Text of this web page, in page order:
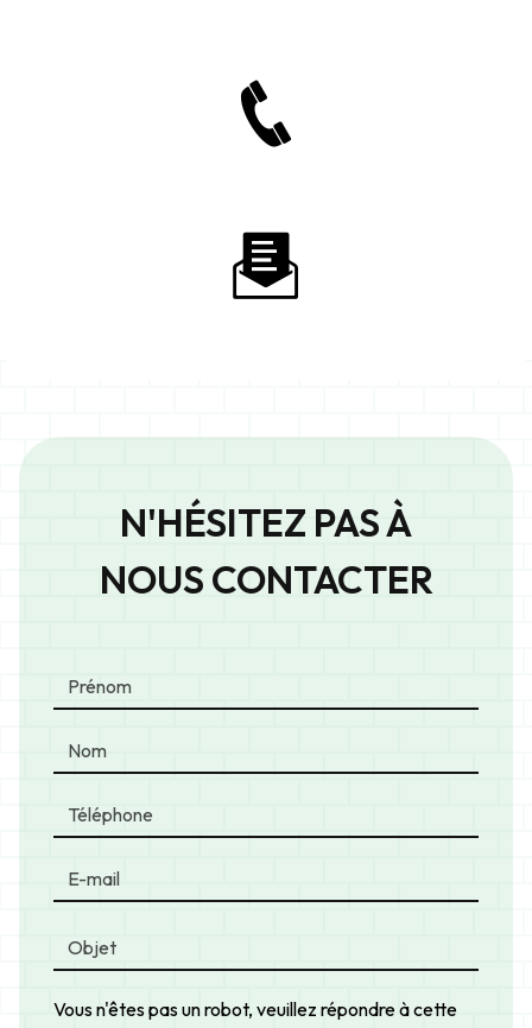
N'HÉSITEZ PAS À
NOUS CONTACTER
Vous n'êtes pas un robot, veuillez répondre à cette